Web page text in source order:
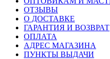
ОТЗЫВЫ
О ДОСТАВКЕ
ГАРАНТИЯ И ВОЗВРАТ
ОПЛАТА
АДРЕС МАГАЗИНА
ПУНКТЫ ВЫДАЧИ